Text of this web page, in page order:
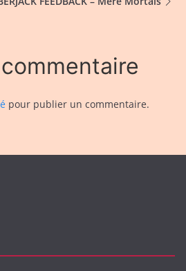
pour publier un commentaire.